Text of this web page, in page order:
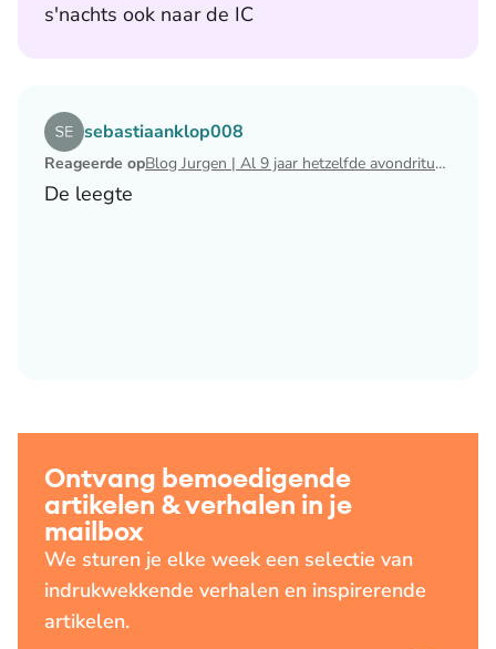
s'nachts ook naar de IC
sebastiaanklop008
Reageerde op Blog Jurgen | Al 9 jaar hetzelfde avondritueel
De leegte
Lees het artikel Blog Jurgen | Al 9 jaar hetzelfde
Ontvang bemoedigende
artikelen & verhalen in je
mailbox
We sturen je elke week een selectie van
indrukwekkende verhalen en inspirerende
artikelen.